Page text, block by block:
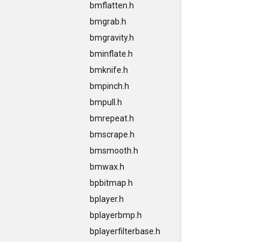
bmflatten.h
bmgrab.h
bmgravity.h
bminflate.h
bmknife.h
bmpinch.h
bmpull.h
bmrepeat.h
bmscrape.h
bmsmooth.h
bmwax.h
bpbitmap.h
bplayer.h
bplayerbmp.h
bplayerfilterbase.h